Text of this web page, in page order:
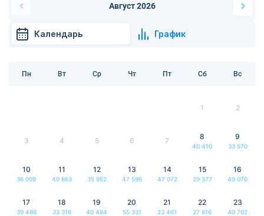
Август 2026
Календарь График
Пн Вт Ср Чт Пт Сб Вс
1 2
3 4 5 6 7 8
40 410
9
33 570
10
36 009
11
40 863
12
35 952
13
47 596
14
47 072
15
29 377
16
49 070
17
39 486
18
33 316
19
40 484
20
55 331
21
23 461
22
27 816
23
40 702